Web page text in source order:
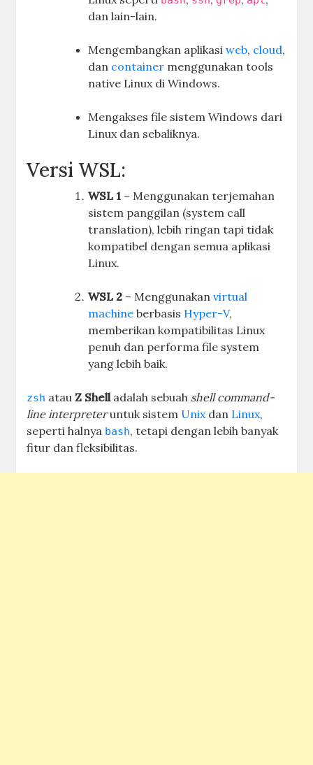
dan lain-lain.
Mengembangkan aplikasiweb, cloud,
dan container menggunakan tools
native Linux di Windows.
Mengakses file sistem Windows dari
Linux dan sebaliknya.
Versi WSL:
WSL 1 – Menggunakan terjemahan
sistem panggilan (system call
translation), lebih ringan tapi tidak
kompatibel dengan semua aplikasi
Linux.
WSL 2 – Menggunakanvirtual
machine berbasis Hyper-V,
memberikan kompatibilitas Linux
penuh dan performa file system
yang lebih baik.
zsh atau Z Shelladalah sebuah shell command-
line interpreteruntuk sistem Unixdan Linux,
seperti halnya bash, tetapi dengan lebih banyak
fitur dan fleksibilitas.